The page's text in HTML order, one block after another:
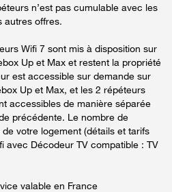
n’est pas cumulable avec les
autres offres.
Wifi 7 sont mis à disposition sur
Up et Max et restent la propriété
est accessible sur demande sur
Up et Max, et les 2 répéteurs
accessibles de manière séparée
précédente. Le nombre de
votre logement (détails et tarifs
avec Décodeur TV compatible : TV
valable en France